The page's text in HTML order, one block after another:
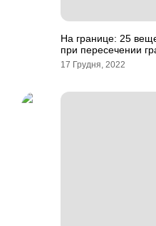
На границе: 25
при пересечении
17 Грудня, 2022